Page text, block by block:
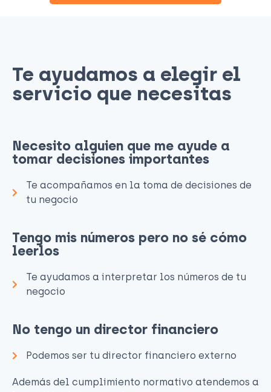
Te ayudamos a elegir el
servicio que necesitas​
Necesito alguien que me ayude a
tomar decisiones importantes
Te acompañamos en la toma de decisiones de
tu negocio
Tengo mis números pero no sé cómo
leerlos
Te ayudamos a interpretar los números de tu
negocio
No tengo un director financiero
Podemos ser tu director financiero externo
Además del cumplimiento normativo atendemos a